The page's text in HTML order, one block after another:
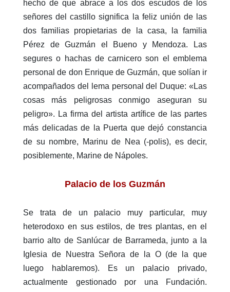
hecho de que abrace a los dos escudos de los
señores del castillo significa la feliz unión de las
dos familias propietarias de la casa, la familia
Pérez de Guzmán el Bueno y Mendoza. Las
segures o hachas de carnicero son el emblema
personal de don Enrique de Guzmán, que solían ir
acompañados del lema personal del Duque: «Las
cosas más peligrosas conmigo aseguran su
peligro». La firma del artista artífice de las partes
más delicadas de la Puerta que dejó constancia
de su nombre, Marinu de Nea (-polis), es decir,
posiblemente, Marine de Nápoles.
Palacio de los Guzmán
Se trata de un palacio muy particular, muy
heterodoxo en sus estilos, de tres plantas, en el
barrio alto de Sanlúcar de Barrameda, junto a la
Iglesia de Nuestra Señora de la O (de la que
luego hablaremos). Es un palacio privado,
actualmente gestionado por una Fundación.